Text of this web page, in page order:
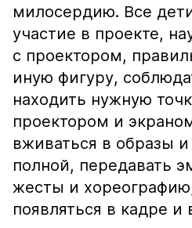
милосердию. Все
участие в проекте,
с проектором,
иную фигуру,
находить нужную
проектором и
вживаться в образы
полной, передавать
жесты и
появляться в кадре и